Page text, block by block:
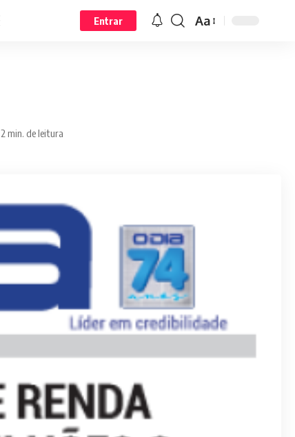
Entrar Aa
2 min. de leitura